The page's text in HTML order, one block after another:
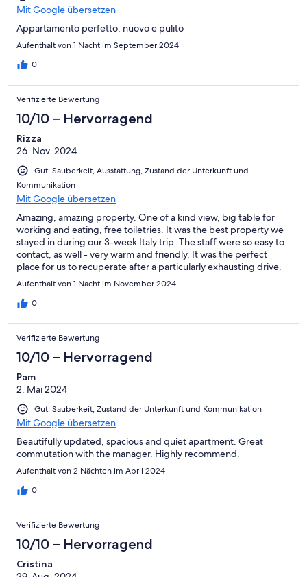
Mit Google übersetzen
Appartamento perfetto, nuovo e pulito
Aufenthalt von 1 Nacht im September 2024
0
Verifizierte Bewertung
10/10 – Hervorragend
Rizza
26. Nov. 2024
Gut: Sauberkeit, Ausstattung, Zustand der Unterkunft und
Kommunikation
Mit Google übersetzen
Amazing, amazing property. One of a kind view, big table for
working and eating, free toiletries. It was the best property we
stayed in during our 3-week Italy trip. The staff were so easy to
contact, as well - very warm and friendly. It was the perfect
place for us to recuperate after a particularly exhausting drive.
Aufenthalt von 1 Nacht im November 2024
0
Verifizierte Bewertung
10/10 – Hervorragend
Pam
2. Mai 2024
Gut: Sauberkeit, Zustand der Unterkunft und Kommunikation
Mit Google übersetzen
Beautifully updated, spacious and quiet apartment. Great
commutation with the manager. Highly recommend.
Aufenthalt von 2 Nächten im April 2024
0
Verifizierte Bewertung
10/10 – Hervorragend
Cristina